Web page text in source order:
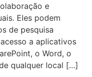
e
Eles podem
de pesquisa
a aplicativos
o Word, o
qualquer local […]